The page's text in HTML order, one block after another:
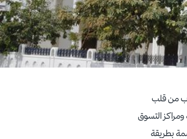
من قلب
ومراكز التسوق
بطريقة